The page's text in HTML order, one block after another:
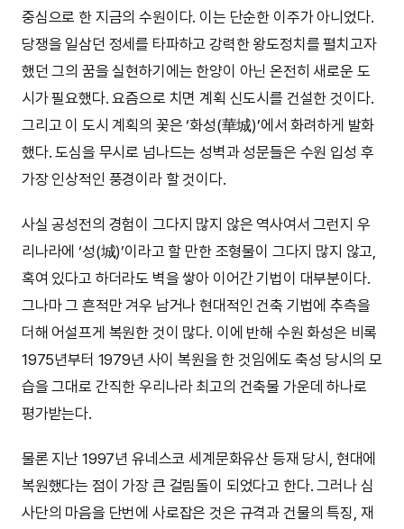
중심으로 한 지금의 수원이다. 이는 단순한 이주가 아니었다.
당쟁을 일삼던 정세를 타파하고 강력한 왕도정치를 펼치고자
했던 그의 꿈을 실현하기에는 한양이 아닌 온전히 새로운 도
시가 필요했다. 요즘으로 치면 계획 신도시를 건설한 것이다.
그리고 이 도시 계획의 꽃은 ‘화성(華城)’에서 화려하게 발화
했다. 도심을 무시로 넘나드는 성벽과 성문들은 수원 입성 후
가장 인상적인 풍경이라 할 것이다.
사실 공성전의 경험이 그다지 많지 않은 역사여서 그런지 우
리나라에 ‘성(城)’이라고 할 만한 조형물이 그다지 많지 않고,
혹여 있다고 하더라도 벽을 쌓아 이어간 기법이 대부분이다.
그나마 그 흔적만 겨우 남거나 현대적인 건축 기법에 추측을
더해 어설프게 복원한 것이 많다. 이에 반해 수원 화성은 비록
1975년부터 1979년 사이 복원을 한 것임에도 축성 당시의 모
습을 그대로 간직한 우리나라 최고의 건축물 가운데 하나로
평가받는다.
물론 지난 1997년 유네스코 세계문화유산 등재 당시, 현대에
복원했다는 점이 가장 큰 걸림돌이 되었다고 한다. 그러나 심
사단의 마음을 단번에 사로잡은 것은 규격과 건물의 특징, 재